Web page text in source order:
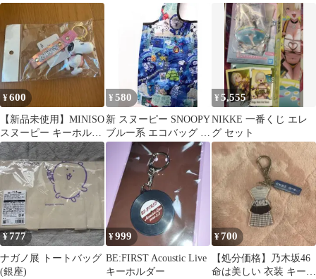
ボンドロップシール♪♪
スター
¥600
【新品未使用】MINISO
スヌーピー キーホルダ
ー
¥ 580
新 スヌーピー SNOOPY
ブルー系 エコバッグ お
洒落なデザイン ☆★
¥5,555
NIKKE 一番くじ エレ
グ セット
¥777
ナガノ展 トートバッグ
(銀座)
¥999
BE:FIRST Acoustic Live
キーホルダー
¥700
【処分価格】乃木坂46
命は美しい 衣装 キーホ